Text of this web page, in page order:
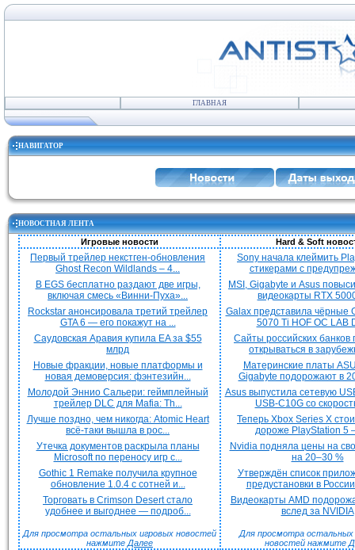
ГЛАВНАЯ
НАВИГАТОР
НОВОСТНАЯ ЛЕНТА
Игровые новости Hard & Soft
Первый трейлер некстген-обновления
Ghost Recon Wildlands – 4...
В EGS бесплатно раздают две игры,
включая смесь «Винни-Пуха»...
Rockstar анонсировала третий трейлер
GTA 6 — его покажут на ...
Саудовская Аравия купила EA за $55
млрд
Новые фракции, новые платформы и
новая демоверсия: фэнтезийн...
Молодой Эннио Сальери: геймплейный
трейлер DLC для Mafia: Th...
Лучше поздно, чем никогда: Atomic Heart
всё-таки вышла в рос...
Утечка документов раскрыла планы
Microsoft по переносу игр с...
Gothic 1 Remake получила крупное
обновление 1.0.4 с сотней и...
Торговать в Crimson Desert стало
удобнее и выгоднее — подроб...
Для просмотра остальных игровых новостей
нажмите Далее
Sony начала клеймить
стикерами с
MSI, Gigabyte и Asus
видеокарты RTX
Galax представила чёрные
5070 Ti HOF OC LAB
Сайты российских банков
открываться в
Материнские платы
Gigabyte подорожают в
Asus выпустила сетевую
USB-C10G со
Теперь Xbox Series X
дороже PlayStation 5
Nvidia подняла цены на
на 20–30 %
Утверждён список
предустановки в
Видеокарты AMD
вслед за NVIDIA
Для просмотра остальных
новостей нажмите